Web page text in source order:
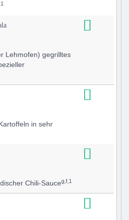
Lehmofen) gegrilltes
in sehr
Chili-Sauceg,f,1